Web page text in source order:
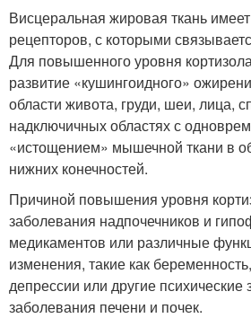
Висцеральная жировая ткань
рецепторов, с которыми
Для повышенного уровня
развитие «кушингоидного»
области живота, груди, шеи, лица,
надключичных областях с
«истощением» мышечной ткани в
нижних конечностей.
Причиной повышения уровня
заболевания надпочечников и
медикаментов или различные
изменения, такие как
депрессии или другие
заболевания печени и почек.